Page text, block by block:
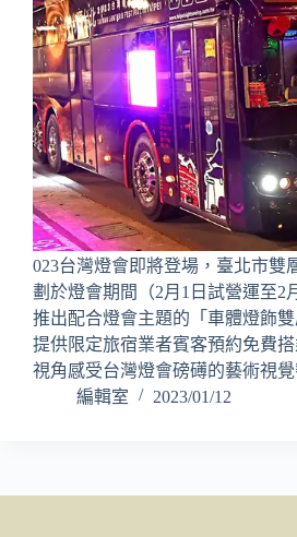
023台灣燈會即將登場，臺北市雙
劃於燈會期間（2月1日試營運至2
推出配合燈會主題的「車體燈飾雙
提供限定旅宿業者賓客預約免費
視角感受台灣燈會磅礡的藝術視覺
編輯室
2023/01/12